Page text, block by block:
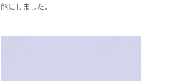
能にしました。